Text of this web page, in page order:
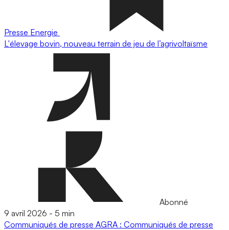
Presse Energie
L'élevage bovin, nouveau terrain de jeu de l’agrivoltaïsme
Abonné
9 avril 2026 - 5 min
Communiqués de presse AGRA : Communiqués de presse